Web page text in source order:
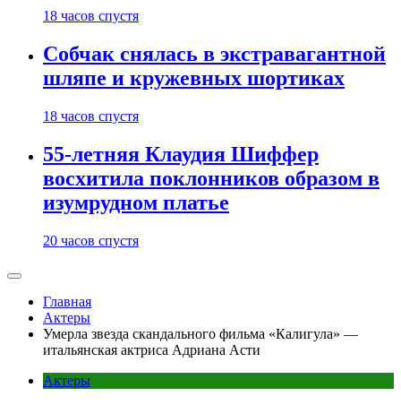
18 часов спустя
Собчак снялась в экстравагантной
шляпе и кружевных шортиках
18 часов спустя
55-летняя Клаудия Шиффер
восхитила поклонников образом в
изумрудном платье
20 часов спустя
Главная
Актеры
Умерла звезда скандального фильма «Калигула» —
итальянская актриса Адриана Асти
Актеры